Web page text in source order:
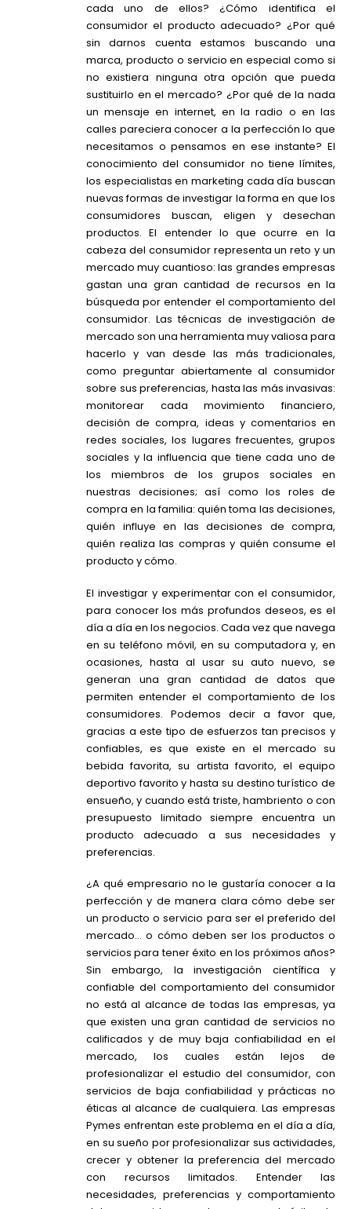
cada uno de ellos? ¿Cómo identifica el
consumidor el producto adecuado? ¿Por qué
sin darnos cuenta estamos buscando una
marca, producto o servicio en especial como si
no existiera ninguna otra opción que pueda
sustituirlo en el mercado? ¿Por qué de la nada
un mensaje en internet, en la radio o en las
calles pareciera conocer a la perfección lo que
necesitamos o pensamos en ese instante? El
conocimiento del consumidor no tiene límites,
los especialistas en marketing cada día buscan
nuevas formas de investigar la forma en que los
consumidores buscan, eligen y desechan
productos. El entender lo que ocurre en la
cabeza del consumidor representa un reto y un
mercado muy cuantioso: las grandes empresas
gastan una gran cantidad de recursos en la
búsqueda por entender el comportamiento del
consumidor. Las técnicas de investigación de
mercado son una herramienta muy valiosa para
hacerlo y van desde las más tradicionales,
como preguntar abiertamente al consumidor
sobre sus preferencias, hasta las más invasivas:
monitorear cada movimiento financiero,
decisión de compra, ideas y comentarios en
redes sociales, los lugares frecuentes, grupos
sociales y la influencia que tiene cada uno de
los miembros de los grupos sociales en
nuestras decisiones; así como los roles de
compra en la familia: quién toma las decisiones,
quién influye en las decisiones de compra,
quién realiza las compras y quién consume el
producto y cómo.
El investigar y experimentar con el consumidor,
para conocer los más profundos deseos, es el
día a día en los negocios. Cada vez que navega
en su teléfono móvil, en su computadora y, en
ocasiones, hasta al usar su auto nuevo, se
generan una gran cantidad de datos que
permiten entender el comportamiento de los
consumidores. Podemos decir a favor que,
gracias a este tipo de esfuerzos tan precisos y
confiables, es que existe en el mercado su
bebida favorita, su artista favorito, el equipo
deportivo favorito y hasta su destino turístico de
ensueño, y cuando está triste, hambriento o con
presupuesto limitado siempre encuentra un
producto adecuado a sus necesidades y
preferencias.
¿A qué empresario no le gustaría conocer a la
perfección y de manera clara cómo debe ser
un producto o servicio para ser el preferido del
mercado… o cómo deben ser los productos o
servicios para tener éxito en los próximos años?
Sin embargo, la investigación científica y
confiable del comportamiento del consumidor
no está al alcance de todas las empresas, ya
que existen una gran cantidad de servicios no
calificados y de muy baja confiabilidad en el
mercado, los cuales están lejos de
profesionalizar el estudio del consumidor, con
servicios de baja confiabilidad y prácticas no
éticas al alcance de cualquiera. Las empresas
Pymes enfrentan este problema en el día a día,
en su sueño por profesionalizar sus actividades,
crecer y obtener la preferencia del mercado
con recursos limitados. Entender las
necesidades, preferencias y comportamiento